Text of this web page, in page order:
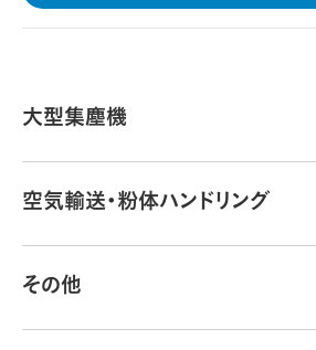
大型集塵機
空気輸送・粉体ハンドリング
その他